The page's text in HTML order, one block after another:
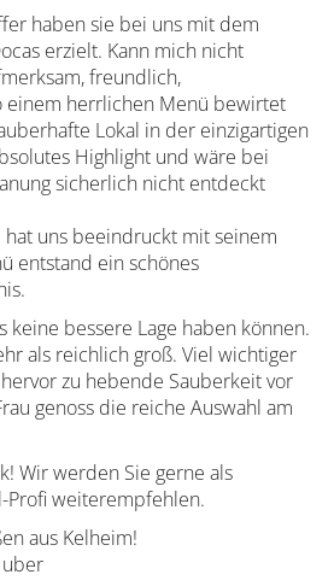
haben sie bei uns mit dem
erzielt. Kann mich nicht
freundlich,
einem herrlichen Menü bewirtet
Lokal in der einzigartigen
Highlight und wäre bei
sicherlich nicht entdeckt
uns beeindruckt mit seinem
entstand ein schönes
keine bessere Lage haben können.
als reichlich groß. Viel wichtiger
zu hebende Sauberkeit vor
genoss die reiche Auswahl am
Wir werden Sie gerne als
Profi weiterempfehlen.
aus Kelheim!